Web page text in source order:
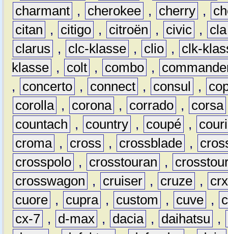
charmant , cherokee , cherry ,
citan
, citigo , citroën , civic ,
cla
clarus
, clc-klasse , clio ,
clk-
klasse , colt , combo ,
,
concerto , connect , consul ,
corolla , corona , corrado , corsa
countach
, country , coupé ,
croma , cross , crossblade ,
crosspolo , crosstouran ,
crosswagon
, cruiser , cruze ,
crx
cuore , cupra , custom , cuve ,
cx-7 , d-max , dacia , daihatsu
,